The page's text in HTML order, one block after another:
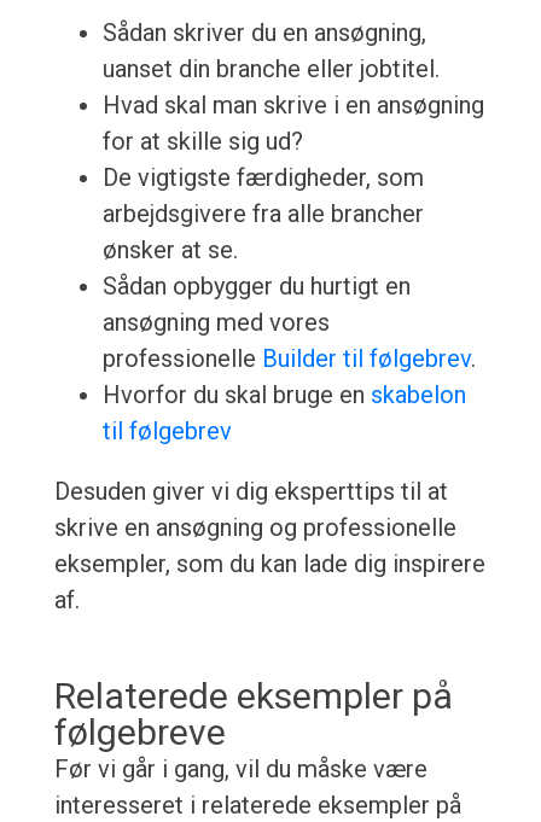
Sådan skriver du en ansøgning,
uanset din branche eller jobtitel.
Hvad skal man skrive i en ansøgning
for at skille sig ud?
De vigtigste færdigheder, som
arbejdsgivere fra alle brancher
ønsker at se.
Sådan opbygger du hurtigt en
ansøgning med vores
professionelle Builder til følgebrev.
Hvorfor du skal bruge en skabelon
til følgebrev
Desuden giver vi dig eksperttips til at
skrive en ansøgning og professionelle
eksempler, som du kan lade dig inspirere
af.
Relaterede eksempler på
følgebreve
Før vi går i gang, vil du måske være
interesseret i relaterede eksempler på